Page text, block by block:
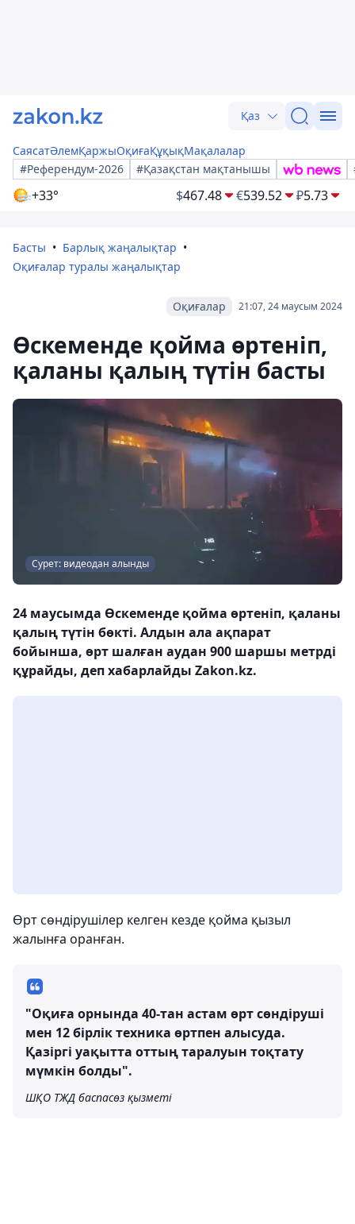
Қаз
СаясатӘлемҚаржыОқиғаҚұқықМақалалар
#Референдум-2026
#Қазақстан мақтанышы
+33° $467.48 €539.52 ₽5.73
Басты
Барлық жаңалықтар
Оқиғалар туралы жаңалықтар
21:07, 24 маусым 2024
Оқиғалар
Өскеменде қойма өртеніп,
қаланы қалың түтін басты
Сурет: видеодан алынды
24 маусымда Өскеменде қойма өртеніп, қаланы
қалың түтін бөкті. Алдын ала ақпарат
бойынша, өрт шалған аудан 900 шаршы метрді
құрайды, деп хабарлайды Zakon.kz.
Өрт сөндірушілер келген кезде қойма қызыл
жалынға оранған.
"Оқиға орнында 40-тан астам өрт сөндіруші
мен 12 бірлік техника өртпен алысуда.
Қазіргі уақытта оттың таралуын тоқтату
мүмкін болды".
ШҚО ТЖД баспасөз қызметі